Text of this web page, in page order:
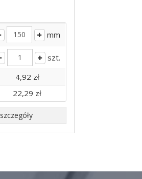
mm
szt.
4,92 zł
22,29 zł
szczegóły